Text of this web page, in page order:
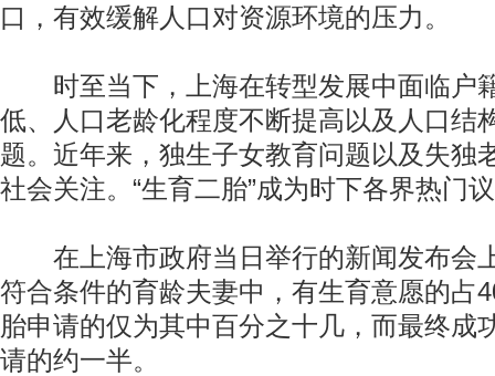
口，有效缓解人口对资源环境的压力。
时至当下，上海在转型发展中面临户
低、人口老龄化程度不断提高以及人口结
题。近年来，独生子女教育问题以及失独
社会关注。“生育二胎”成为时下各界热门
在上海市政府当日举行的新闻发布会
符合条件的育龄夫妻中，有生育意愿的占
胎申请的仅为其中百分之十几，而最终成
请的约一半。